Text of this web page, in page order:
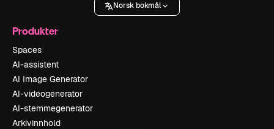
Norsk bokmål
Produkter
Spaces
AI-assistent
AI Image Generator
AI-videogenerator
AI-stemmegenerator
Arkivinnhold